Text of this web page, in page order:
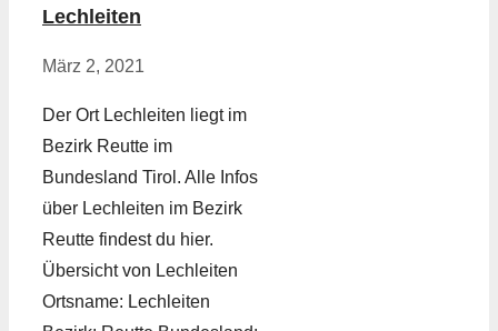
Lechleiten
März 2, 2021
Der Ort Lechleiten liegt im
Bezirk Reutte im
Bundesland Tirol. Alle Infos
über Lechleiten im Bezirk
Reutte findest du hier.
Übersicht von Lechleiten
Ortsname: Lechleiten